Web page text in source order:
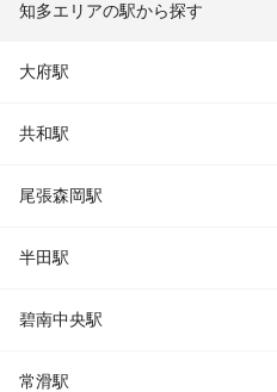
知多エリアの駅から探す
大府駅
共和駅
尾張森岡駅
半田駅
碧南中央駅
常滑駅